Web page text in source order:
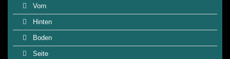
Vorn
Hinten
Boden
Seite